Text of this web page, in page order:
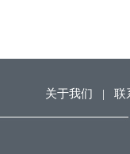
关于我们 | 联